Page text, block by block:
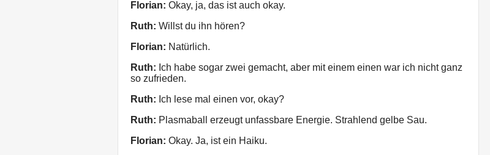
Florian: Okay, ja, das ist auch okay.
Ruth: Willst du ihn hören?
Florian: Natürlich.
Ruth: Ich habe sogar zwei gemacht, aber mit einem einen war ich nicht ganz
so zufrieden.
Ruth: Ich lese mal einen vor, okay?
Ruth: Plasmaball erzeugt unfassbare Energie. Strahlend gelbe Sau.
Florian: Okay. Ja, ist ein Haiku.